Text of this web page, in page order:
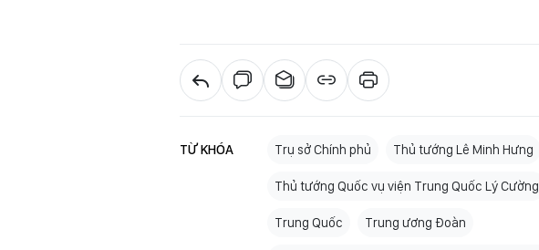
TỪ KHÓA Trụ sở Chính phủ Thủ tướng Lê Minh Hưng
Thủ tướng Quốc vụ viện Trung Quốc Lý Cường
Trung Quốc Trung ương Đoàn